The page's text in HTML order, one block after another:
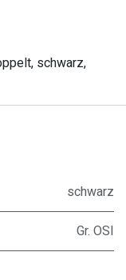
schwarz,
schwarz
Gr. OSI